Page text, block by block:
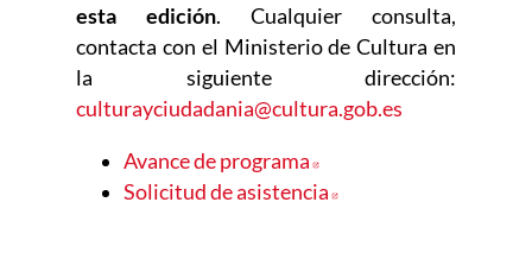
esta edición. Cualquier consulta,
contacta con el Ministerio de Cultura en
la siguiente dirección:
culturayciudadania@cultura.gob.es
Avance de programa
Solicitud de asistencia